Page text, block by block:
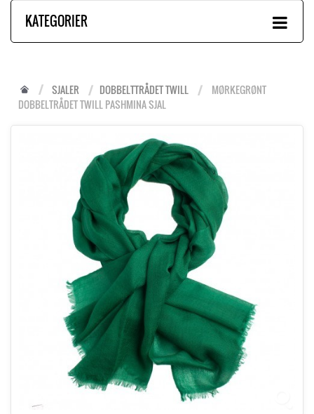
KATEGORIER
SJALER DOBBELTTRÅDET TWILL
MØRKEGRØNT
DOBBELTRÅDET TWILL PASHMINA SJAL